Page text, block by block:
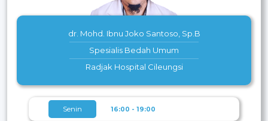
dr. Mohd. Ibnu Joko Santoso, Sp.B
Spesialis Bedah Umum
Radjak Hospital Cileungsi
Senin 16:00 - 19:00